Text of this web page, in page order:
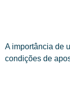
A importância de
condições de